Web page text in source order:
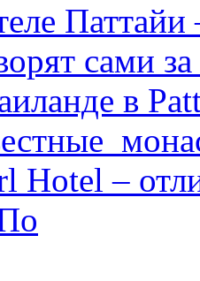
сами за
в
Hotel –